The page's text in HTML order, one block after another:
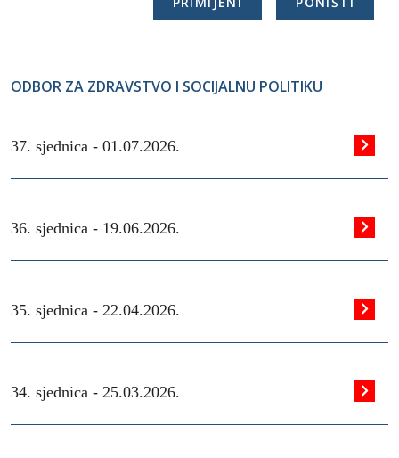
ODBOR ZA ZDRAVSTVO I SOCIJALNU POLITIKU
37. sjednica - 01.07.2026.
36. sjednica - 19.06.2026.
35. sjednica - 22.04.2026.
34. sjednica - 25.03.2026.